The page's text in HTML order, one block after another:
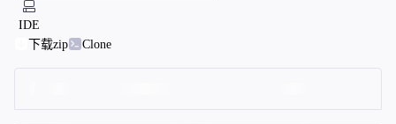
IDE
下载zip
Clone